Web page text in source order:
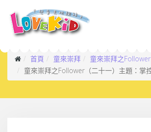
首頁 童來崇拜
童來崇拜之Follower
童來崇拜之Follower（二十一）主題：掌